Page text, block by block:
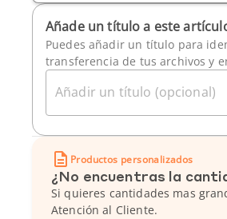
Añade un título a este
Puedes añadir un título para
transferencia de tus archivos y
Añadir un título (opcional)
Productos personalizados
¿No encuentras la
Si quieres cantidades mas
Atención al Cliente.